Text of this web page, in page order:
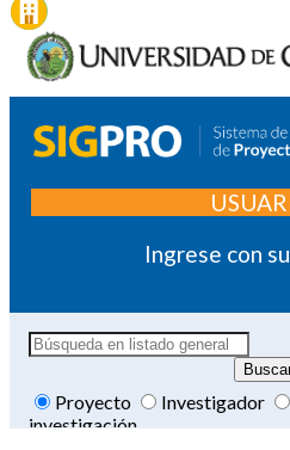
Ingrese con
Proyecto Investigador
investigación